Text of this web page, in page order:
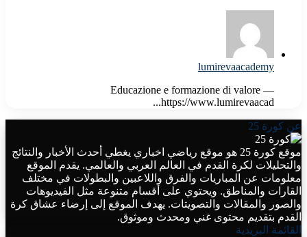
lumirevaacademy
Educazione e formazione di valore —
https://www.lumirevaacad...
عن كورة 25
موقع كورة 25 هو موقع رياضي اخباري يغطي أحدث الأخبار والنتائج
والتحليلات لكرة القدم في العالم العربي والعالمي. يقدم الموقع
معلومات عن المباريات والفرق واللاعبين والبطولات في مختلف
القارات والمناطق. ويحتوي على أقسام متنوعة مثل الفيديوهات
والصور والمقالات والتصويتات. يهدف الموقع إلى إرضاء عشاق كرة
القدم بتقديم محتوى غني ومحدث وموثوق.
القائمة البريدية